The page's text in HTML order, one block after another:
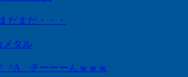
だまだ・・・
メタル
チーーーんｗｗｗ